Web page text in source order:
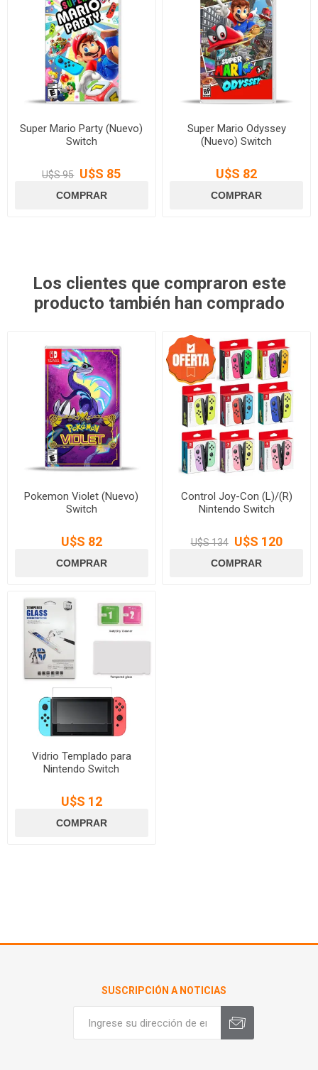
Super Mario Party (Nuevo)
Switch
U$S 95 U$S 85
Super Mario Odyssey
(Nuevo) Switch
U$S 82
Los clientes que compraron este
producto también han comprado
Pokemon Violet (Nuevo)
Switch
U$S 82
Control Joy-Con (L)/(R)
Nintendo Switch
U$S 134 U$S 120
Vidrio Templado para
Nintendo Switch
U$S 12
SUSCRIPCIÓN A NOTICIAS